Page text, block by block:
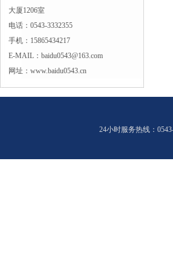
大厦1206室
电话：0543-3332355
手机：15865434217
E-MAIL：baidu0543@163.com
网址：www.baidu0543.cn
24小时服务热线：